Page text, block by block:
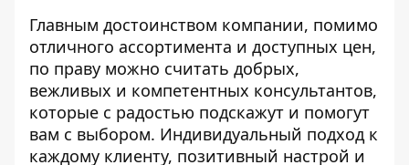
Главным достоинством компании, помимо
отличного ассортимента и доступных цен,
по праву можно считать добрых,
вежливых и компетентных консультантов,
которые с радостью подскажут и помогут
вам с выбором. Индивидуальный подход к
каждому клиенту, позитивный настрой и